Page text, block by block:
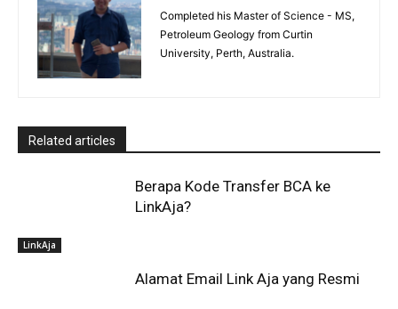
Completed his Master of Science - MS,
Petroleum Geology from Curtin
University, Perth, Australia.
Related articles
LinkAja
Berapa Kode Transfer BCA ke
LinkAja?
Alamat Email Link Aja yang Resmi